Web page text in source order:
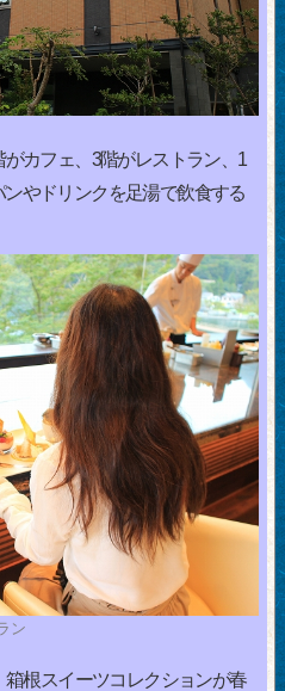
カフェ、3階がレストラン、1
やドリンクを足湯で飲食する
ン
根スイーツコレクションが春